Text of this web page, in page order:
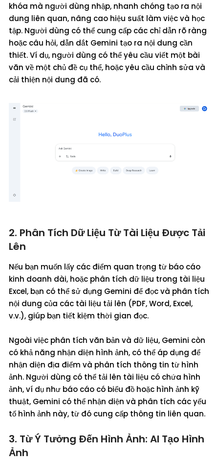
khóa mà người dùng nhập, nhanh chóng tạo ra nội
dung liên quan, nâng cao hiệu suất làm việc và học
tập. Người dùng có thể cung cấp các chỉ dẫn rõ ràng
hoặc câu hỏi, dẫn dắt Gemini tạo ra nội dung cần
thiết. Ví dụ, người dùng có thể yêu cầu viết một bài
văn về một chủ đề cụ thể, hoặc yêu cầu chỉnh sửa và
cải thiện nội dung đã có.
2. Phân Tích Dữ Liệu Từ Tài Liệu Được Tải
Lên
Nếu bạn muốn lấy các điểm quan trọng từ báo cáo
kinh doanh dài, hoặc phân tích dữ liệu trong tài liệu
Excel, bạn có thể sử dụng Gemini để đọc và phân tích
nội dung của các tài liệu tải lên (PDF, Word, Excel,
v.v.), giúp bạn tiết kiệm thời gian đọc.
Ngoài việc phân tích văn bản và dữ liệu, Gemini còn
có khả năng nhận diện hình ảnh, có thể áp dụng để
nhận diện địa điểm và phân tích thông tin từ hình
ảnh. Người dùng có thể tải lên tài liệu có chứa hình
ảnh, ví dụ như báo cáo có biểu đồ hoặc hình ảnh kỹ
thuật, Gemini có thể nhận diện và phân tích các yếu
tố hình ảnh này, từ đó cung cấp thông tin liên quan.
3. Từ Ý Tưởng Đến Hình Ảnh: AI Tạo Hình
Ảnh